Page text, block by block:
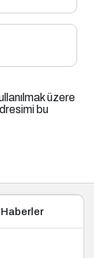
üzere
bu